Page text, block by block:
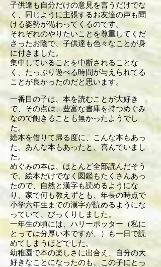
子供達も自分だけの意見を言うだけでな
く、同じように主張するお友達の声も聞
ける姿勢が備わってくるのです。
それぞれのやりたいことを尊重してくだ
さったお陰で、子供達も色々なことが身
に付きました。
集中していることを中断されることな
く、たっぷり遊べる時間が与えられてる
ことが良かったのだと思います。
一番目の子は、本を読むことが大好き
で、その点は、豊富な書庫を持つめぐみ
なので飽きることも無かったようでし
た。
絵本を借りて帰る度に、こんな本もあっ
た、あんな本もあったと、喜んでいまし
た。
めぐみの本は、ほとんど全部読んだそう
で、絵本だけでなく図鑑もたくさんあっ
たので、自然と漢字も読めるようにな
り、家で何も教えずとも、年長の時点で
小学六年生までの漢字が読めるようにな
っていて、びっくりしました。
一年生の頃には、ハリーポッター（私に
とっては分厚い本ですが、）も一日で読
めてしまうほどでした。
幼稚園で本の楽しさに出合え、自分の大
好きなことになったのも、この子にとっ